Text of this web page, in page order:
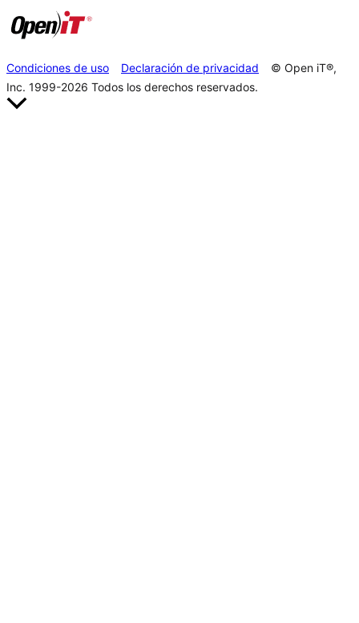
Condiciones de uso Declaración de privacidad
© Open iT®,
Inc. 1999-2026 Todos los derechos reservados.